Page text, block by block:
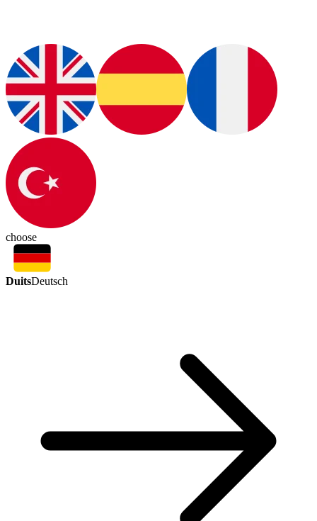
choose
DuitsDeutsch